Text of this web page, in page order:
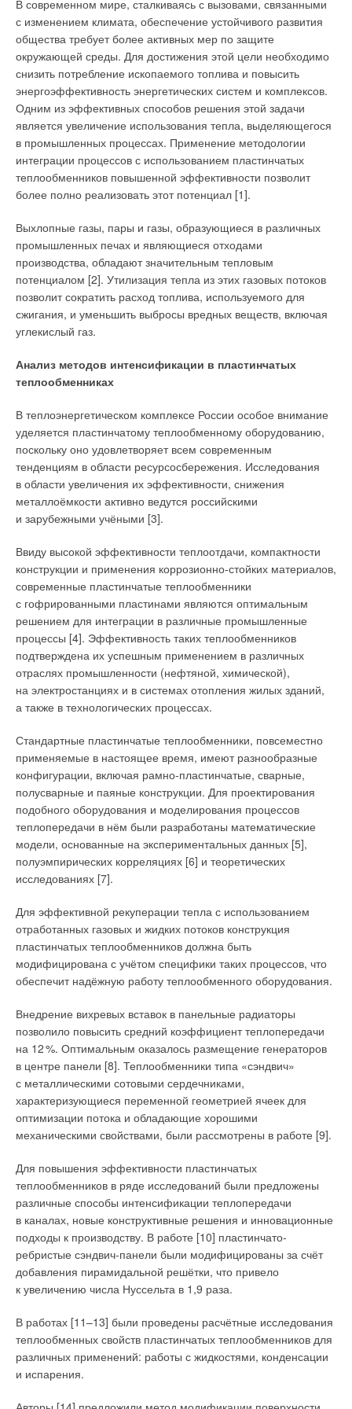
В современном мире, сталкиваясь с вызовами, связанными
с изменением климата, обеспечение устойчивого развития
общества требует более активных мер по защите
окружающей среды. Для достижения этой цели необходимо
снизить потребление ископаемого топлива и повысить
энергоэффективность энергетических систем и комплексов.
Одним из эффективных способов решения этой задачи
является увеличение использования тепла, выделяющегося
в промышленных процессах. Применение методологии
интеграции процессов с использованием пластинчатых
теплообменников повышенной эффективности позволит
более полно реализовать этот потенциал [1].
Выхлопные газы, пары и газы, образующиеся в различных
промышленных печах и являющиеся отходами
производства, обладают значительным тепловым
потенциалом [2]. Утилизация тепла из этих газовых потоков
позволит сократить расход топлива, используемого для
сжигания, и уменьшить выбросы вредных веществ, включая
углекислый газ.
Анализ методов интенсификации в пластинчатых
теплообменниках
В теплоэнергетическом комплексе России особое внимание
уделяется пластинчатому теплообменному оборудованию,
поскольку оно удовлетворяет всем современным
тенденциям в области ресурсосбережения. Исследования
в области увеличения их эффективности, снижения
металлоёмкости активно ведутся российскими
и зарубежными учёными [3].
Ввиду высокой эффективности теплоотдачи, компактности
конструкции и применения коррозионно-стойких материалов,
современные пластинчатые теплообменники
с гофрированными пластинами являются оптимальным
решением для интеграции в различные промышленные
процессы [4]. Эффективность таких теплообменников
подтверждена их успешным применением в различных
отраслях промышленности (нефтяной, химической),
на электростанциях и в системах отопления жилых зданий,
а также в технологических процессах.
Стандартные пластинчатые теплообменники, повсеместно
применяемые в настоящее время, имеют разнообразные
конфигурации, включая рамно-пластинчатые, сварные,
полусварные и паяные конструкции. Для проектирования
подобного оборудования и моделирования процессов
теплопередачи в нём были разработаны математические
модели, основанные на экспериментальных данных [5],
полуэмпирических корреляциях [6] и теоретических
исследованиях [7].
Для эффективной рекуперации тепла с использованием
отработанных газовых и жидких потоков конструкция
пластинчатых теплообменников должна быть
модифицирована с учётом специфики таких процессов, что
обеспечит надёжную работу теплообменного оборудования.
Внедрение вихревых вставок в панельные радиаторы
позволило повысить средний коэффициент теплопередачи
на 12%. Оптимальным оказалось размещение генераторов
в центре панели [8]. Теплообменники типа «сэндвич»
с металлическими сотовыми сердечниками,
характеризующиеся переменной геометрией ячеек для
оптимизации потока и обладающие хорошими
механическими свойствами, были рассмотрены в работе [9].
Для повышения эффективности пластинчатых
теплообменников в ряде исследований были предложены
различные способы интенсификации теплопередачи
в каналах, новые конструктивные решения и инновационные
подходы к производству. В работе [10] пластинчато-
ребристые сэндвич-панели были модифицированы за счёт
добавления пирамидальной решётки, что привело
к увеличению числа Нуссельта в 1,9 раза.
В работах [11–13] были проведены расчётные исследования
теплообменных свойств пластинчатых теплообменников для
различных применений: работы с жидкостями, конденсации
и испарения.
Здания должны быть функциональными, чтобы
соответствовать своему назначению. Здания
должны быть комфортными для человека. И вот
тут мы зачастую забываем, что наши здания, наша
среда обитания может быть комфортна не только
для людей, но и для других организмов планеты
Земля. И один из этих организмов называется
плесневые грибки.
Как правило, грибковые поражения строений происходят
поражения здания плесневыми грибками был зафиксирован
в Геленджике, когда огромный комплекс на этапе
строительства был заражён плесенью. Этот пример
показывает, что проблема существует и избавиться от неё
не так просто. Однако при определённых условиях в любом
климате можно увидеть чёрные или синие разводы
на стенах. В этой статье мы рассмотрим факторы, которые
ведут к образованию грибка (плесени), и как этого можно
избежать.
Что такое плесень
Плесень — это микроскопические грибы, которые образуют
характерные пушистые или бахромчатые налёты разного
цвета на продуктах питания, фураже, растительных остатках,
органических материалах (бумага, кожа и т. п.) и изделиях из
них (см. тематическую врезку).
Плесень не является отдельным организмом,
а представляет собой целое семейство, включающее тысячи
настолько малы, что они буквально «плавают» в воздухе,
невидимые для глаза.
Многие виды плесени опасны для человека, например,
чёрная плесень может вызывать расстройства
пищеварительной системы, проблемы с дыханием
и сердечно-сосудистой системы (фото 1). Другие виды,
наоборот, могут быть полезны, например, плесень
ферментации алкоголя и даже в создании биологических
удобрений.
функционалу помещениях, а также является
основой здорового и приятного микроклимата в
заведении.
Выполнение упомянутых во вступлении к статье функций
послужит основой не только к наличию довольных
постоянных посетителей, но и поможет проходить
служб, которые будут предъявлять к системам вентиляции
требования, изложенные в санитарных правилах и нормах.
За последние несколько десятков лет эти правила менялись
неоднократно, в данной статье попробуем разобраться, так
ли прост и прозрачен вопрос организации вентиляции
на предприятиях общепита по действующим санитарным
нормам в настоящее время?
Представим небольшой перечень нормативных документов,
на который следовало опираться при организации систем
вентиляции предприятий общественного питания за
последние 35 лет:
1. СанПиН 42–123–5777–91[1].
2. Справочное пособие «Проектирование предприятий
3. МГСН 4.14–98[3].
4. СП 2.3.6.1079–01[4].
После изучения данных нормативных документов можно
выделить основные позиции, предъявляемые к системам
вентиляции. Для лучшей наглядности внесём требования
непосредственно к приточным и вытяжным системам в табл.
1, а остальное выпишем ниже.
предприятий общественного питания на пять
функциональных групп помещений: помещения для
посетителей; производственные помещения; складские
помещения; административно-бытовые помещения; группа